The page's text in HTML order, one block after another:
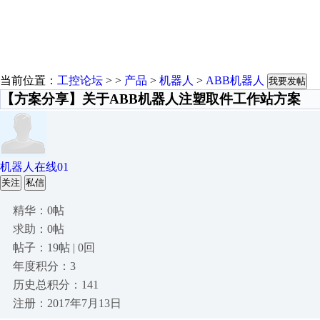
当前位置： 工控论坛 > > 产品 > 机器人 > ABB机器人 我要发帖
【方案分享】关于ABB机器人注塑取件工作站方案
机器人在线01
关注 私信
精华：0帖
求助：0帖
帖子：19帖 | 0回
年度积分：3
历史总积分：141
注册：2017年7月13日